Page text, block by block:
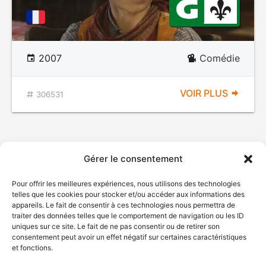
Gérer le consentement
Pour offrir les meilleures expériences, nous utilisons des technologies
telles que les cookies pour stocker et/ou accéder aux informations des
appareils. Le fait de consentir à ces technologies nous permettra de
traiter des données telles que le comportement de navigation ou les ID
uniques sur ce site. Le fait de ne pas consentir ou de retirer son
consentement peut avoir un effet négatif sur certaines caractéristiques
et fonctions.
2007 Comédie
306531 VOIR PLUS